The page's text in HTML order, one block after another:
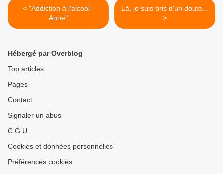
< "Addiction à l'alcool -
Anne"
Là, je suis pris d'un doute...
>
Hébergé par Overblog
Top articles
Pages
Contact
Signaler un abus
C.G.U.
Cookies et données personnelles
Préférences cookies